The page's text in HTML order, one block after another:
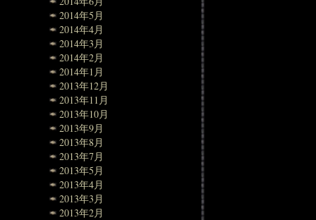
2014年5月
2014年4月
2014年3月
2014年2月
2014年1月
2013年12月
2013年11月
2013年10月
2013年9月
2013年8月
2013年7月
2013年5月
2013年4月
2013年3月
2013年2月